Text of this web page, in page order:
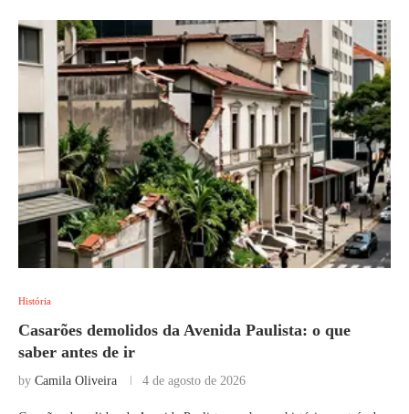
História
Casarões demolidos da Avenida Paulista: o que
saber antes de ir
by Camila Oliveira 4 de agosto de 2026